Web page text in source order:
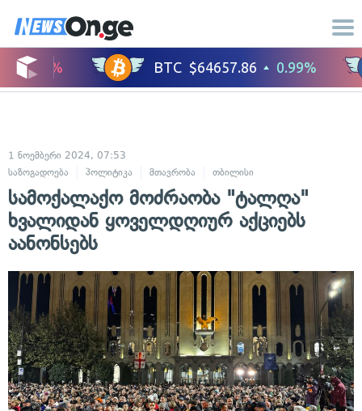
1 ნოემბერი 2024, 07:53
საზოგადოება
პოლიტიკა მთავრობა თბილისი
სამოქალაქო მოძრაობა "ტალღა"
ხვალიდან ყოველდღიურ აქციებს
აანონსებს